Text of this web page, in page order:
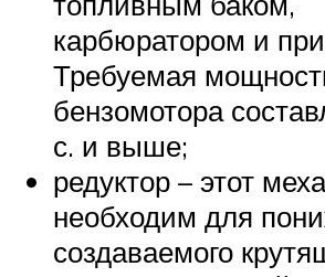
карбюратором и
Требуемая
бензомотора
с. и выше;
редуктор – этот
необходим для
создаваемого